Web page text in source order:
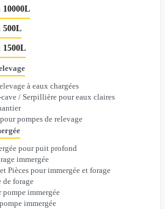
10000L
500L
1500L
à eaux chargées
/ Serpillière pour eaux claires
pompes de relevage
pour puit profond
immergée
Pièces pour immergée et forage
forage
immergée
immergée